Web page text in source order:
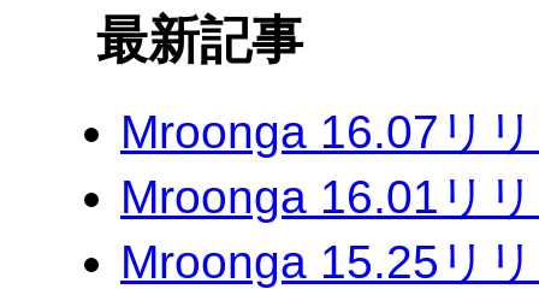
最新記事
Mroonga 16.07リ
Mroonga 16.01リ
Mroonga 15.25リ